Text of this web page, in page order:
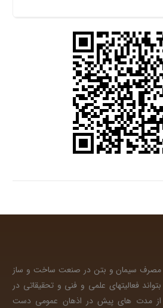
مصرف سیمان و بتن در صنعت ساخت و ساز
فعالیتهای علمی و فنی و تحقیقاتی در
از مدت های پیش در اذهان عمومی دست